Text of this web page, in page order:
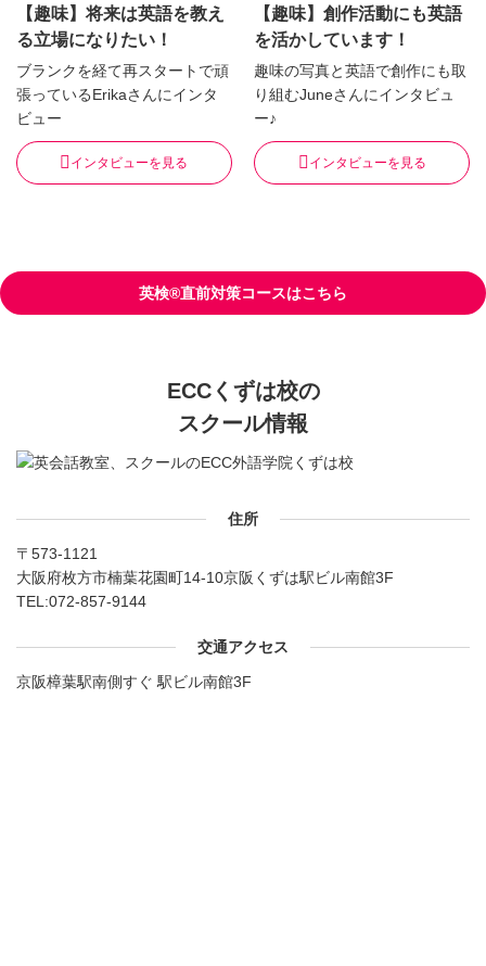
【趣味】将来は英語を教え
る立場になりたい！
ブランクを経て再スタートで頑
張っているErikaさんにインタ
ビュー
インタビューを見る
【趣味】創作活動にも英語
を活かしています！
趣味の写真と英語で創作にも取
り組むJuneさんにインタビュ
ー♪
インタビューを見る
英検®直前対策コースはこちら
ECCくずは校の
スクール情報
住所
〒573-1121
大阪府枚方市楠葉花園町14-10京阪くずは駅ビル南館3F
TEL:072-857-9144
交通アクセス
京阪樟葉駅南側すぐ 駅ビル南館3F